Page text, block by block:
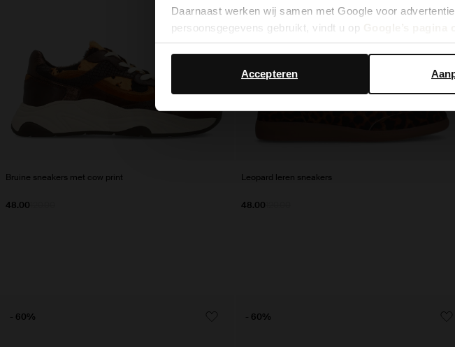
Daarnaast werken wij samen met Google voor
persoonsgegevens gebruikt, vindt u op
Accepteren
Bruine sneakers met cow print
48.00
Leopard leren sneakers
48.00
- 60% - 60%
Yes, switch to English